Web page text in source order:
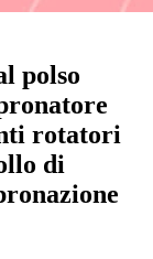
polso
rotatori
di